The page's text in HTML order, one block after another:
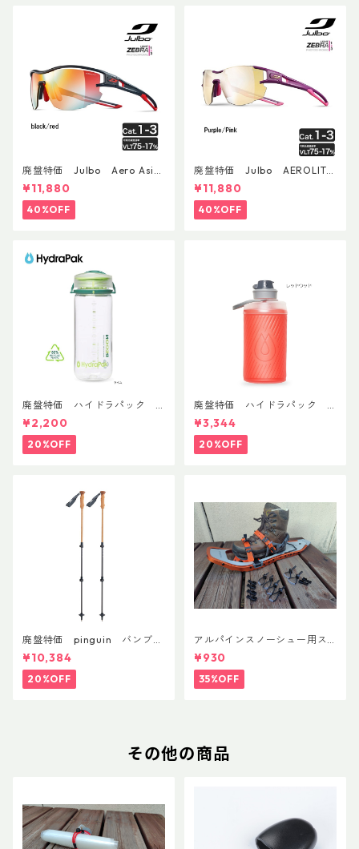
廃盤特価 Julbo Aero Asia
nFit
¥11,880
40%OFF
廃盤特価 Julbo AEROLITE
AsianFit
¥11,880
40%OFF
廃盤特価 ハイドラパック
リーコン ツイスト＆シップ 50
0ml
¥2,200
20%OFF
廃盤特価 ハイドラパック
フラックス 750ml
¥3,344
20%OFF
廃盤特価 pinguin バンブー
FLフォーム(ペア)
¥10,384
20%OFF
アルパインスノーシュー用ス
トラップキャッチ(ペア)
¥930
35%OFF
その他の商品